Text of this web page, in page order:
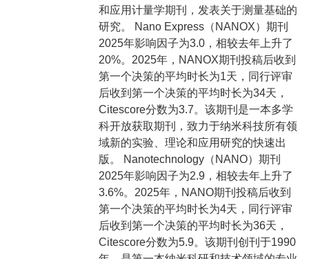
和应用计量学期刊，发表关于测量基础的
研究。 Nano Express（NANOX）期刊
2025年影响因子为3.0，相较去年上升了
20%。2025年，NANOX期刊投稿后收到
第一个决策的平均时长为1天，同行评审
后收到第一个决策的平均时长为34天，
Citescore分数为3.7。该期刊是一本多学
科开放获取期刊，致力于纳米科技所有领
域新的实验、理论和应用研究的快速出
版。 Nanotechnology（NANO）期刊
2025年影响因子为2.9，相较去年上升了
3.6%。2025年，NANO期刊投稿后收到
第一个决策的平均时长为4天，同行评审
后收到第一个决策的平均时长为36天，
Citescore分数为5.9。该期刊创刊于1990